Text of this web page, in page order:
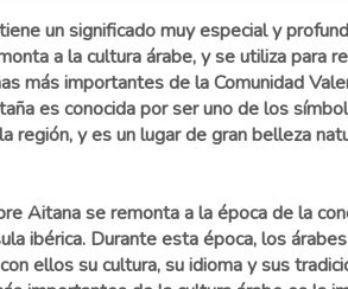
un significado muy especial y
a la cultura árabe, y se utiliza para
más importantes de la Comunidad
es conocida por ser uno de los
región, y es un lugar de gran belleza
Aitana se remonta a la época de la
ibérica. Durante esta época, los
ellos su cultura, su idioma y sus